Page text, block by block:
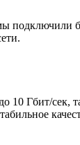
подключили
10 Гбит/сек,